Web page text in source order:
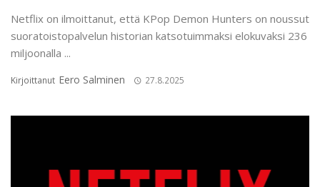
Netflix on ilmoittanut, että KPop Demon Hunters on noussut
suoratoistopalvelun historian katsotuimmaksi elokuvaksi 236
miljoonalla ...
Kirjoittanut Eero Salminen 27.8.2025